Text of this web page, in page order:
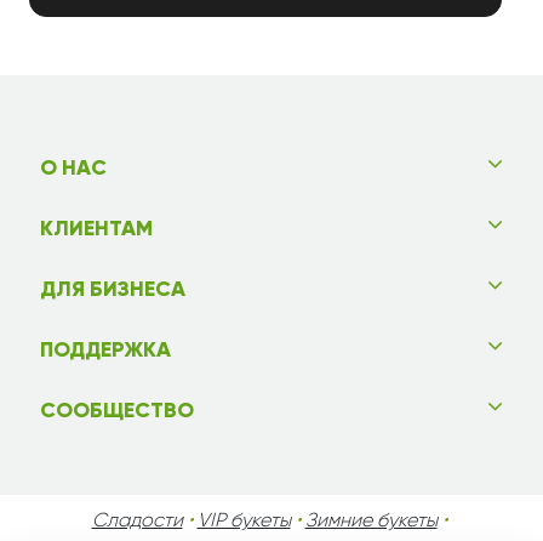
О НАС
КЛИЕНТАМ
ДЛЯ БИЗНЕСА
ПОДДЕРЖКА
СООБЩЕСТВО
Сладости• VIP букеты• Зимние букеты•